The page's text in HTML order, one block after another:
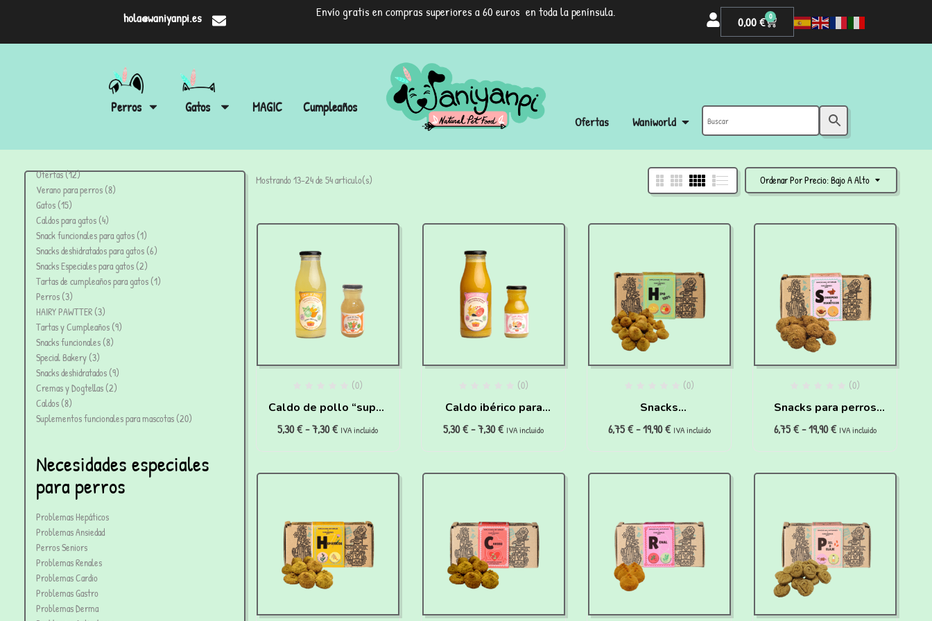
hola@waniyanpi.es Envío gratis en compras superiores a 60 euros en toda la península.
0,00€ 0
Perros Gatos MAGIC Cumpleaños
Ofertas Waniworld
Ofertas 12
Verano para perros 8
Gatos 15
Caldos para gatos 4
Snack funcionales para gatos 1
Snacks deshidratados para gatos 6
Snacks Especiales para gatos 2
Tartas de cumpleaños para gatos 1
Perros 3
HAIRY PAWTTER 3
Tartas y Cumpleaños 9
Snacks funcionales 8
Special Bakery 3
Snacks deshidratados 9
Cremas y Dogtellas 2
Caldos 8
Suplementos funcionales para mascotas 20
Necesidades especiales
para perros
Problemas Hepáticos
Problemas Ansiedad
Perros Seniors
Problemas Renales
Problemas Cardio
Problemas Gastro
Problemas Derma
Ordenar Por Precio: Bajo A Alto
Mostrando 13–24 de 54 articulo(s)
(0)
Caldo de pollo “super
hidratante” para
5,30€-7,30€ IVA incluido
(0)
Caldo ibérico para
perros Deportistas y
5,30€-7,30€ IVA incluido
(0)
Snacks
hipoalergénicos 100%
6,75€-19,90€ IVA incluido
(0)
Snacks para perros
con sobrepeso y
6,75€ - 19,90€ IVA incluido